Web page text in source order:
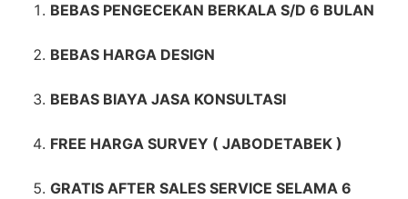
BEBAS PENGECEKAN BERKALA S/D 6 BULAN
BEBAS HARGA DESIGN
BEBAS BIAYA JASA KONSULTASI
FREE HARGA SURVEY ( JABODETABEK )
GRATIS AFTER SALES SERVICE SELAMA 6